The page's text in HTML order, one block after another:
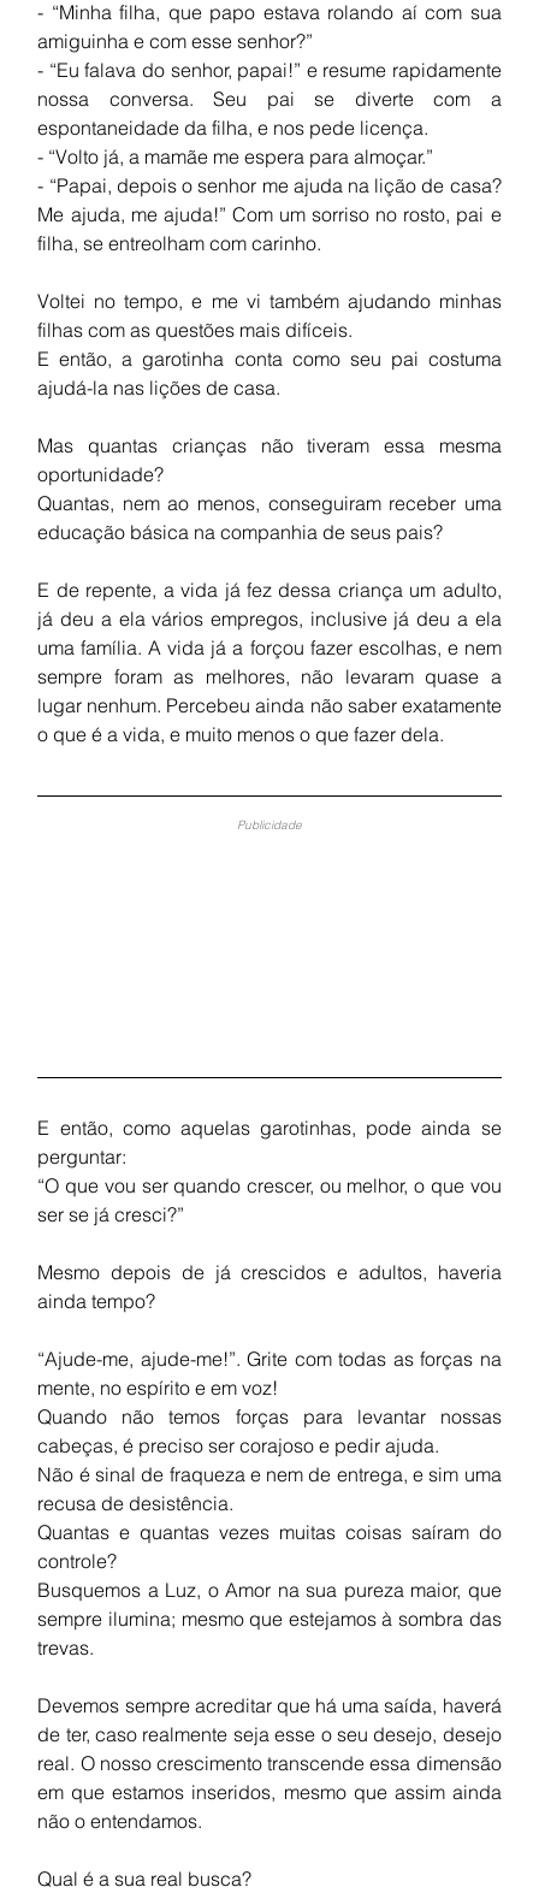
- “Minha filha, que papo estava rolando aí com sua
amiguinha e com esse senhor?”
- “Eu falava do senhor, papai!” e resume rapidamente
nossa conversa. Seu pai se diverte com a
espontaneidade da filha, e nos pede licença.
- “Volto já, a mamãe me espera para almoçar.”
- “Papai, depois o senhor me ajuda na lição de casa?
Me ajuda, me ajuda!” Com um sorriso no rosto, pai e
filha, se entreolham com carinho.
Voltei no tempo, e me vi também ajudando minhas
filhas com as questões mais difíceis.
E então, a garotinha conta como seu pai costuma
ajudá-la nas lições de casa.
Mas quantas crianças não tiveram essa mesma
oportunidade?
Quantas, nem ao menos, conseguiram receber uma
educação básica na companhia de seus pais?
E de repente, a vida já fez dessa criança um adulto,
já deu a ela vários empregos, inclusive já deu a ela
uma família. A vida já a forçou fazer escolhas, e nem
sempre foram as melhores, não levaram quase a
lugar nenhum. Percebeu ainda não saber exatamente
o que é a vida, e muito menos o que fazer dela.
Publicidade
E então, como aquelas garotinhas, pode ainda se
perguntar:
“O que vou ser quando crescer, ou melhor, o que vou
ser se já cresci?”
Mesmo depois de já crescidos e adultos, haveria
ainda tempo?
“Ajude-me, ajude-me!”. Grite com todas as forças na
mente, no espírito e em voz!
Quando não temos forças para levantar nossas
cabeças, é preciso ser corajoso e pedir ajuda.
Não é sinal de fraqueza e nem de entrega, e sim uma
recusa de desistência.
Quantas e quantas vezes muitas coisas saíram do
controle?
Busquemos a Luz, o Amor na sua pureza maior, que
sempre ilumina; mesmo que estejamos à sombra das
trevas.
Devemos sempre acreditar que há uma saída, haverá
de ter, caso realmente seja esse o seu desejo, desejo
real. O nosso crescimento transcende essa dimensão
em que estamos inseridos, mesmo que assim ainda
não o entendamos.
Qual é a sua real busca?